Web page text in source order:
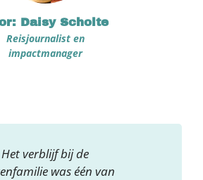
Daisy Scholte
Reisjournalist en
impactmanager
Het verblijf bij de
was één van